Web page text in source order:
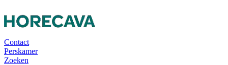
Contact
Perskamer
Zoeken